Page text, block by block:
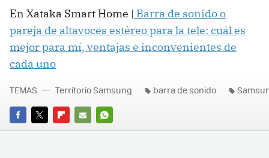
En Xataka Smart Home | Barra de sonido o
pareja de altavoces estéreo para la tele: cuál es
mejor para mí, ventajas e inconvenientes de
cada uno
FACEBOOK
TWITTERFLIPBOARD
E-
WHATSAPP
TEMAS Territorio Samsung barra de sonido